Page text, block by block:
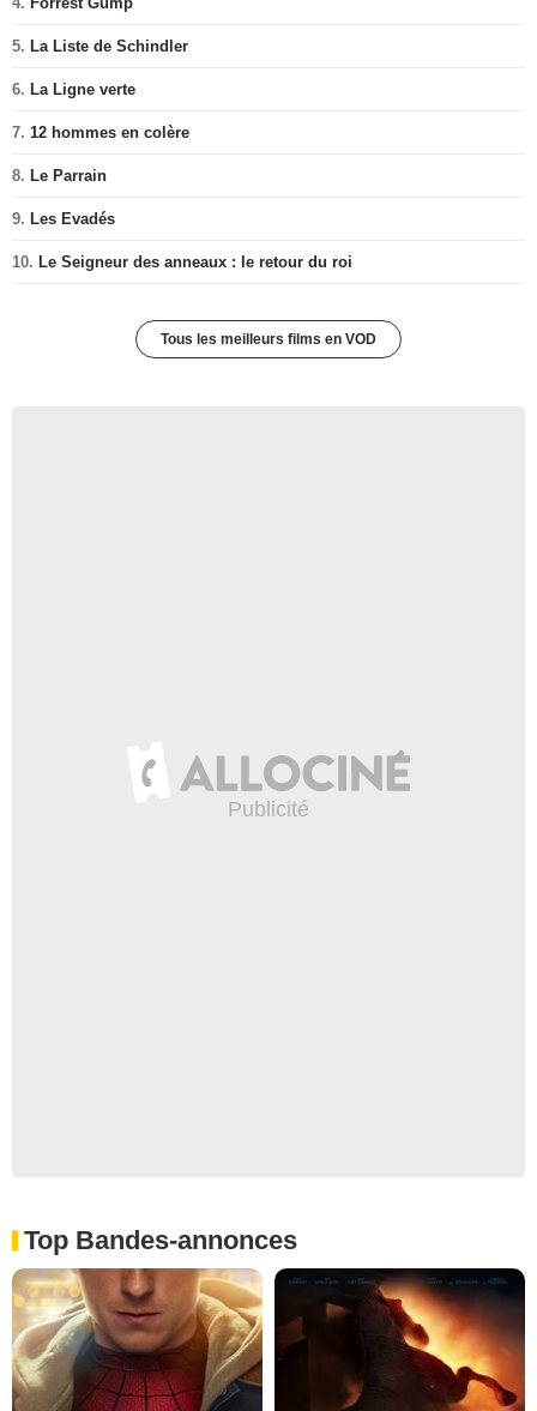
5. La Liste de Schindler
6. La Ligne verte
7. 12 hommes en colère
8. Le Parrain
9. Les Evadés
10. Le Seigneur des anneaux : le retour du roi
Tous les meilleurs films en VOD
Top Bandes-annonces